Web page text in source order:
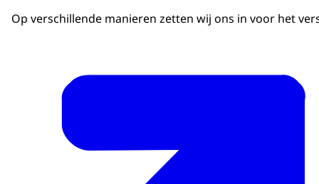
Op verschillende manieren zetten wij ons in voor het